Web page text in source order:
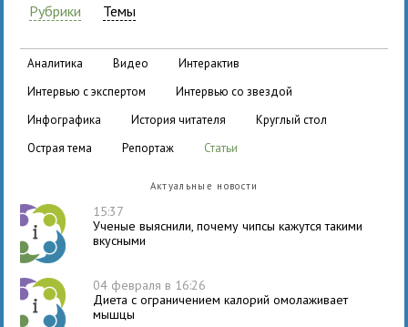
Рубрики Темы
аналитика видео
интерактив
интервью с экспертом
интервью со звездой
инфографика
история читателя
круглый стол
острая тема
репортаж статьи
Актуальные новости
15:37
Ученые выяснили, почему чипсы кажутся такими
вкусными
04 февраля в 16:26
Диета с ограничением калорий омолаживает
мышцы